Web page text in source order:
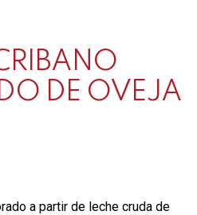
DE OVEJA
a partir de leche cruda de